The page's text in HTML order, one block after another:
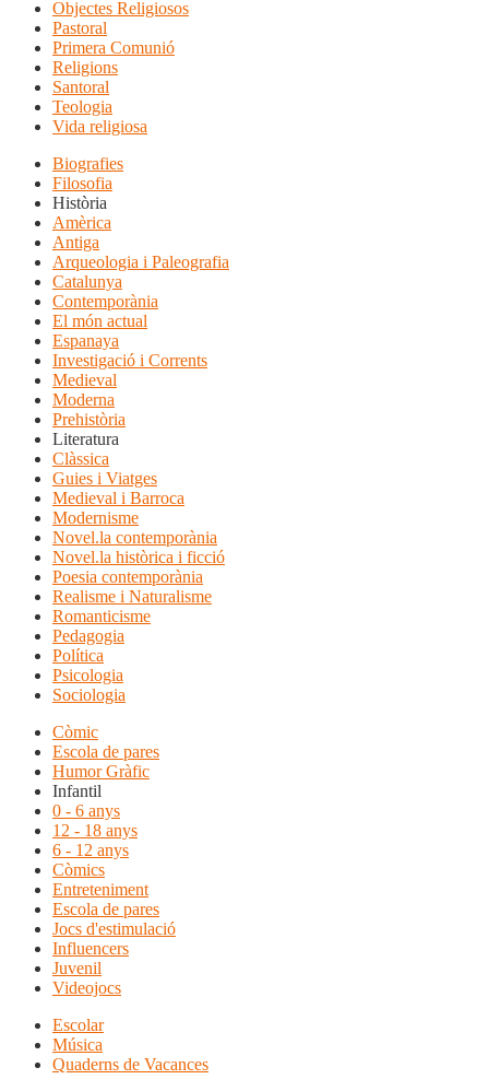
Objectes Religiosos
Pastoral
Primera Comunió
Religions
Santoral
Teologia
Vida religiosa
Biografies
Filosofia
Història
Amèrica
Antiga
Arqueologia i Paleografia
Catalunya
Contemporània
El món actual
Espanaya
Investigació i Corrents
Medieval
Moderna
Prehistòria
Literatura
Clàssica
Guies i Viatges
Medieval i Barroca
Modernisme
Novel.la contemporània
Novel.la històrica i ficció
Poesia contemporània
Realisme i Naturalisme
Romanticisme
Pedagogia
Política
Psicologia
Sociologia
Còmic
Escola de pares
Humor Gràfic
Infantil
0 - 6 anys
12 - 18 anys
6 - 12 anys
Còmics
Entreteniment
Escola de pares
Jocs d'estimulació
Influencers
Juvenil
Videojocs
Escolar
Música
Quaderns de Vacances